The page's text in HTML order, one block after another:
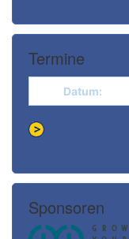
Termine
Datum:
Sponsoren